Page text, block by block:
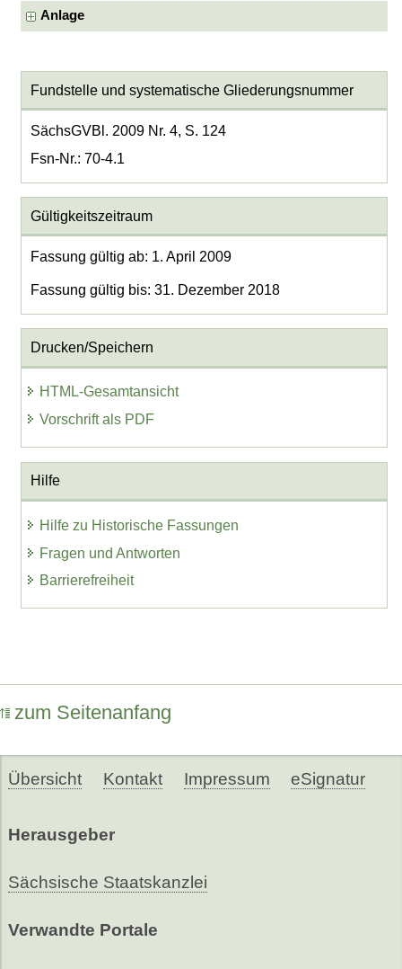
Anlage
Fundstelle und systematische Gliederungsnummer
SächsGVBl. 2009 Nr. 4, S. 124
Fsn-Nr.: 70-4.1
Gültigkeitszeitraum
Fassung gültig ab: 1. April 2009
Fassung gültig bis: 31. Dezember 2018
Drucken/Speichern
HTML-Gesamtansicht
Vorschrift als PDF
Hilfe
Hilfe zu Historische Fassungen
Fragen und Antworten
Barrierefreiheit
zum Seitenanfang
Übersicht Kontakt Impressum eSignatur
Herausgeber
Sächsische Staatskanzlei
Verwandte Portale